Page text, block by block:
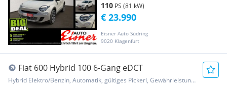
110 PS (81 kW)
Eisner Auto Südring
9020 Klagenfurt
€ 23.990
Fiat 600 Hybrid 100 6-Gang eDCT
Hybrid Elektro/Benzin, Automatik, gültiges Pickerl, Gewährleistung, Garantie